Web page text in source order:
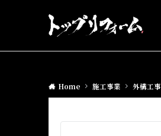
Home 施工事業 外構工事